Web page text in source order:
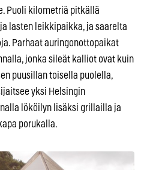
Puoli kilometriä pitkällä
lasten leikkipaikka, ja saarelta
Parhaat auringonottopaikat
jonka sileät kalliot ovat kuin
puusillan toisella puolella,
yksi Helsingin
lököilyn lisäksi grillailla ja
porukalla.